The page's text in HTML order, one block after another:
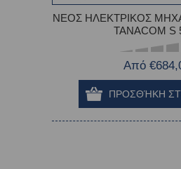
ΝΕΟΣ ΗΛΕΚΤΡΙΚΟΣ
TANACOM S
Από